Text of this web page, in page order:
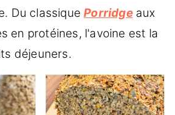
Du classiquePorridgeaux
en protéines, l'avoine est la
déjeuners.